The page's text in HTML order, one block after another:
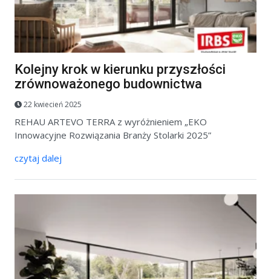
Kolejny krok w kierunku przyszłości
zrównoważonego budownictwa
22 kwiecień 2025
REHAU ARTEVO TERRA z wyróżnieniem „EKO
Innowacyjne Rozwiązania Branży Stolarki 2025”
czytaj dalej